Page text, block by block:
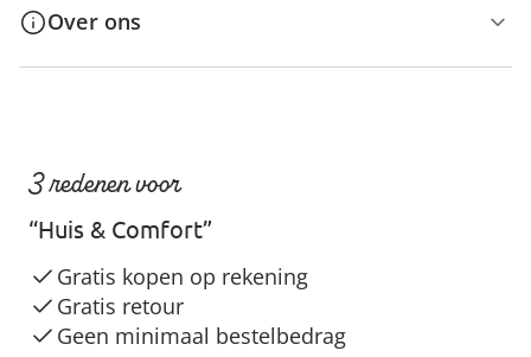
Over ons
3 redenen voor
“Huis & Comfort”
Gratis kopen op rekening
Gratis retour
Geen minimaal bestelbedrag